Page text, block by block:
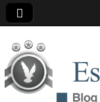
Blog de información